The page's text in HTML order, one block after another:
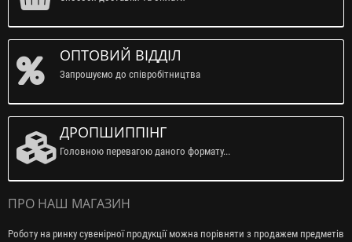
ОПТОВИЙ ВІДДІЛ
Запрошуємо до співробітництва
ДРОПШИППІНГ
Головною перевагою даного формату...
ПРО НАШ МАГАЗИН
Роботу на ринку сувенірної продукції можна порівняти з продажем предметів